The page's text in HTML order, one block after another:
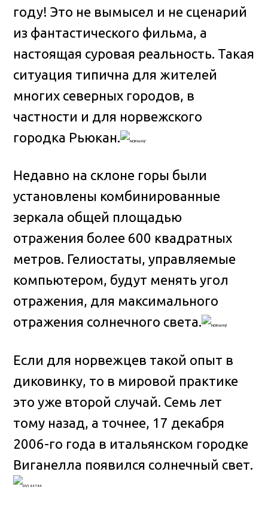
году! Это не вымысел и не сценарий
из фантастического фильма, а
настоящая суровая реальность. Такая
ситуация типична для жителей
многих северных городов, в
частности и для норвежского
городка Рьюкан.
Недавно на склоне горы были
установлены комбинированные
зеркала общей площадью
отражения более 600 квадратных
метров. Гелиостаты, управляемые
компьютером, будут менять угол
отражения, для максимального
отражения солнечного света.
Если для норвежцев такой опыт в
диковинку, то в мировой практике
это уже второй случай. Семь лет
тому назад, а точнее, 17 декабря
2006-го года в итальянском городке
Виганелла появился солнечный свет.